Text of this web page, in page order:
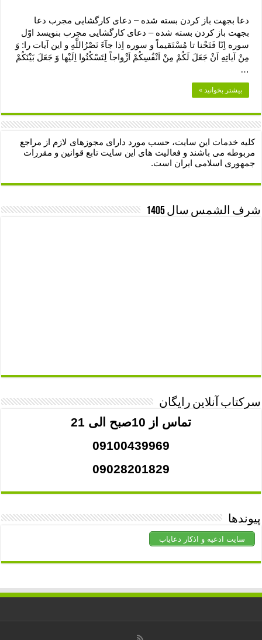
دعا بجهت باز کردن بسته شده – دعای کارگشایی مجرب دعا
بجهت باز کردن بسته شده – دعای کارگشایی مجرب بنویسد اوّل
سوره اِنّا فَتَحْنا تا مُسْتَقیماً و سوره اِذا جآءَ نَصْرُاللَّهِ و این آیات را: وَ
مِنْ آیاتِهِ اَنْ جَعَلَ لَکُمْ مِنْ اَنْفُسِکُمْ اَزْواجاً لِتَسْکُنُوا اِلَیْها وَ جَعَلَ بَیْنَکُمْ
…
بیشتر بخوانید »
کلیه خدمات این سایت، حسب مورد دارای مجوزهای لازم از مراجع
مربوطه می باشند و فعالیت های این سایت تابع قوانین و مقررات
جمهوری اسلامی ایران است.
شرف الشمس سال 1405
سرکتاب آنلاین رایگان
تماس از 10صبح الی 21
09100439969
09028201829
پیوندها
سایت ادعیه و اذکار دعایاب